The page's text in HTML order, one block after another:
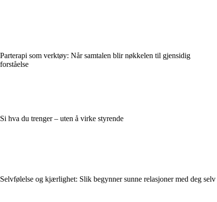
Parterapi som verktøy: Når samtalen blir nøkkelen til gjensidig
forståelse
Si hva du trenger – uten å virke styrende
Selvfølelse og kjærlighet: Slik begynner sunne relasjoner med deg selv